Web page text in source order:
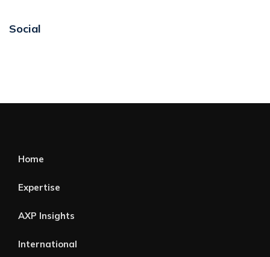
Social
Home
Expertise
AXP Insights
International